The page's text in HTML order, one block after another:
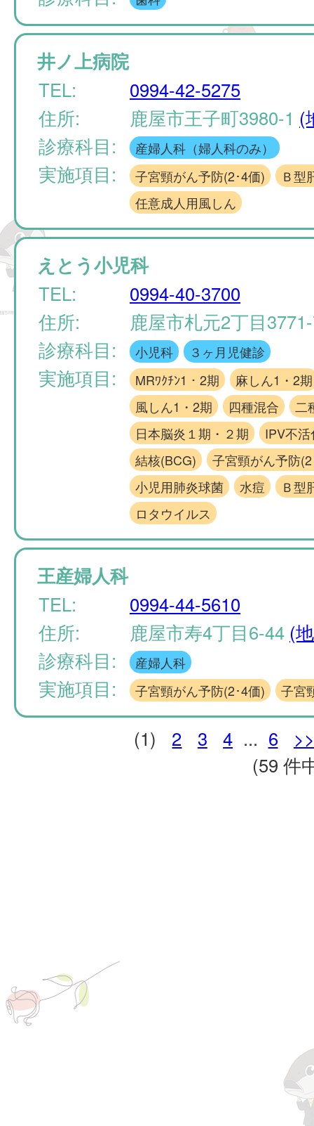
井ノ上病院
TEL:
0994-42-5275
住所:
鹿屋市王子町3980-1 (
診療科目:
産婦人科（婦人科のみ）
実施項目: 子宮頸がん予防(2･4価)
Ｂ型
任意成人用風しん
えとう小児科
TEL:
0994-40-3700
住所:
鹿屋市札元2丁目
診療科目:
小児科 ３ヶ月児健診
実施項目: MRﾜｸﾁﾝ1・2期
麻しん1・2期
風しん1・2期
四種混合
二
日本脳炎１期・２期
IPV不
結核(BCG)
子宮頸がん予防
小児用肺炎球菌
水痘
Ｂ型
ロタウイルス
王産婦人科
TEL:
0994-44-5610
住所:
鹿屋市寿4丁目6-44 (
診療科目:
産婦人科
実施項目: 子宮頸がん予防(2･4価) 子宮
(1) 2 3 4 ... 6
>>
(59 件